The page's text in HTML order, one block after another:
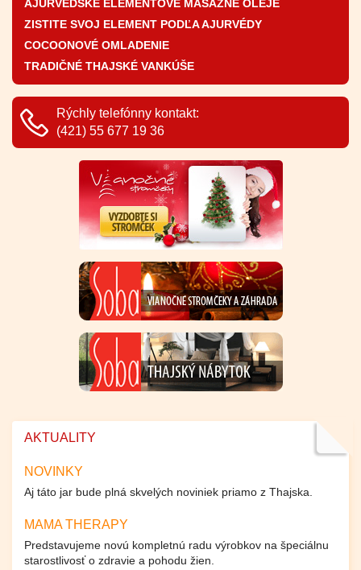
AJURVÉDSKE ELEMENTOVÉ MASÁŽNE OLEJE
ZISTITE SVOJ ELEMENT PODĽA AJURVÉDY
COCOONOVÉ OMLADENIE
TRADIČNÉ THAJSKÉ VANKÚŠE
Rýchly telefónny kontakt:
(421) 55 677 19 36
AKTUALITY
NOVINKY
Aj táto jar bude plná skvelých noviniek priamo z Thajska.
MAMA THERAPY
Predstavujeme novú kompletnú radu výrobkov na špeciálnu
starostlivosť o zdravie a pohodu žien.